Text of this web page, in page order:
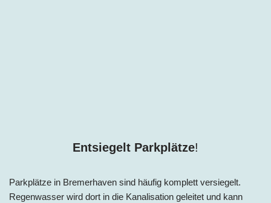
Entsiegelt Parkplätze!
Parkplätze in Bremerhaven sind häufig komplett versiegelt.
Regenwasser wird dort in die Kanalisation geleitet und kann